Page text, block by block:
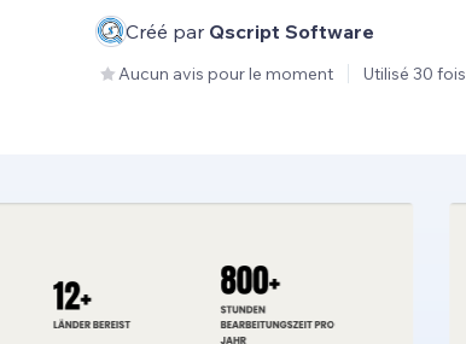
Créé par Qscript Software
Aucun avis pour le moment Utilisé 30 fois